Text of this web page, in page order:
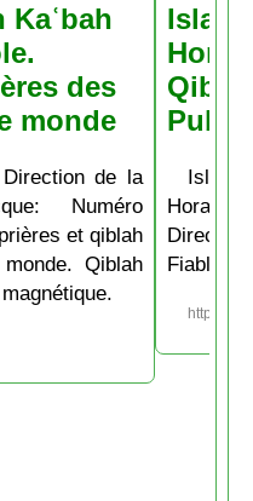
des
monde
de la
Numéro
et qiblah
Qiblah
Pubs
Fiable et
https://